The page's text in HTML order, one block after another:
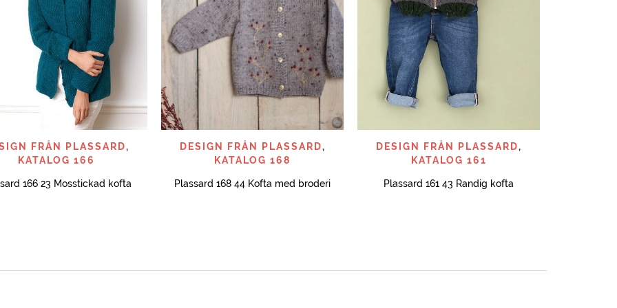
SNABBTITT
FRÅN PLASSARD,
KATALOG 166
166 23 Mosstickad kofta
SNABBTITT
DESIGN FRÅN PLASSARD,
KATALOG 168
Plassard 168 44 Kofta med broderi
SNABBTITT
DESIGN FRÅN PLASSARD,
KATALOG 161
Plassard 161 43 Randig kofta